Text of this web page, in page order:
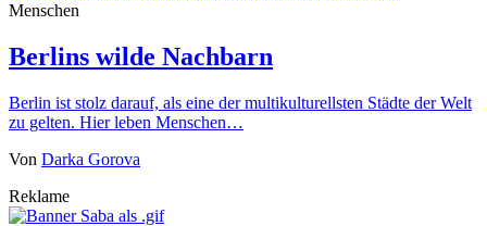
Menschen
Berlins wilde Nachbarn
Berlin ist stolz darauf, als eine der multikulturellsten Städte der Welt
zu gelten. Hier leben Menschen…
Von Darka Gorova
Reklame